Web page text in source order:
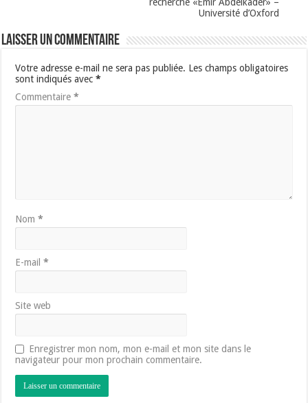
Université d’Oxford
Laisser un commentaire
Votre adresse e-mail ne sera pas publiée. Les champs obligatoires
sont indiqués avec*
Commentaire*
Nom*
E-mail*
Site web
Enregistrer mon nom, mon e-mail et mon site dans le
navigateur pour mon prochain commentaire.